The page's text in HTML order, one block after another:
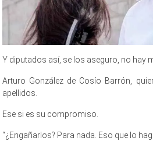
Y diputados así, se los aseguro, no hay
Arturo González de Cosío Barrón,
apellidos.
Ese si es su compromiso.
“¿Engañarlos? Para nada. Eso que lo